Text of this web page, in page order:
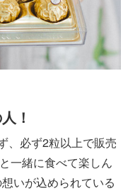
！
、必ず2粒以上で販売
一緒に食べて楽しん
いが込められている